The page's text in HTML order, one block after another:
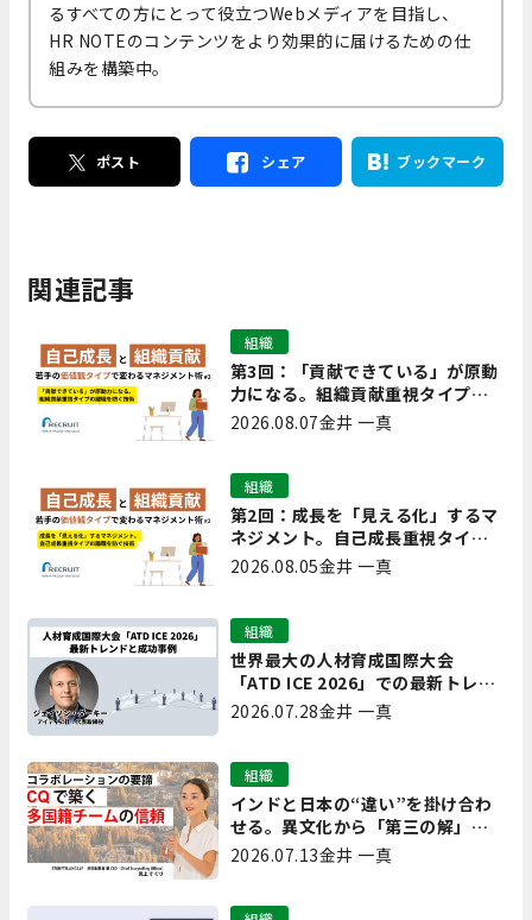
るすべての方にとって役立つWebメディアを目指し、
HR NOTEのコンテンツをより効果的に届けるための仕
組みを構築中。
ポスト シェア ブックマーク
関連記事
第3回：「貢献できている」が原動
力になる。組織貢献重視タイプの
離職を防ぐ技術
組織
2026.08.07金井 一真
第2回：成長を「見える化」するマ
ネジメント。自己成長重視タイプ
の離職を防ぐ技術
組織
2026.08.05金井 一真
世界最大の人材育成国際大会
「ATD ICE 2026」での最新トレン
ドと成功事例｜「重要で実用的
な、日本にも合う」ホットトピッ
組織
2026.07.28金井 一真
インドと日本の“違い”を掛け合わ
せる。異文化から「第三の解」を
生み出す実践【現場を変えるCQ白
組織
2026.07.13金井 一真